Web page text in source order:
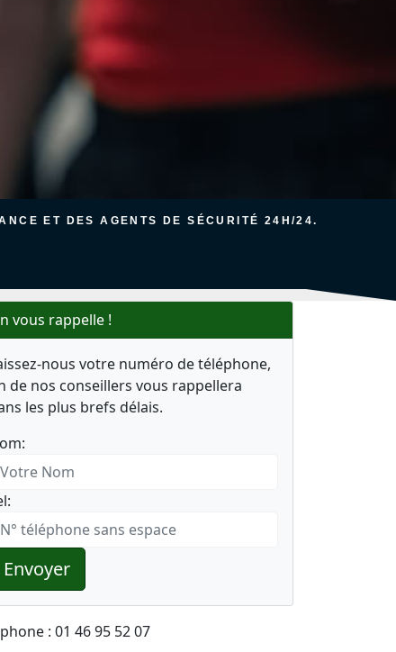
ET DES AGENTS DE SÉCURITÉ 24H/24.
vous rappelle !
nous votre numéro de téléphone,
de nos conseillers vous rappellera
les plus brefs délais.
Envoyer
: 01 46 95 52 07